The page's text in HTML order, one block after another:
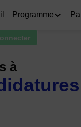
Programme
à